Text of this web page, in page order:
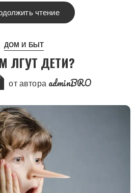
чтение
ДОМ И БЫТ
ЛГУТ ДЕТИ?
от автора adminBRO